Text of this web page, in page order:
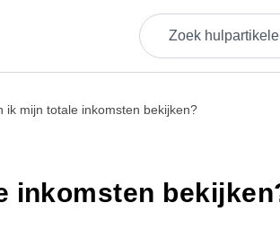
Probeer trefwoorden
ik mijn totale inkomsten bekijken?
inkomsten